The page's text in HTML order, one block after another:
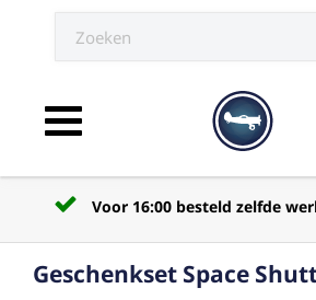
Toggle navigation
Voor 16:00 besteld zelfde
Geschenkset Space